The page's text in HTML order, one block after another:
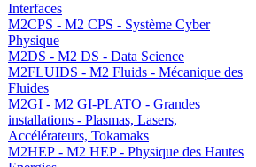
Interfaces
M2CPS - M2 CPS - Système Cyber
Physique
M2DS - M2 DS - Data Science
M2FLUIDS - M2 Fluids - Mécanique des
Fluides
M2GI - M2 GI-PLATO - Grandes
installations - Plasmas, Lasers,
Accélérateurs, Tokamaks
M2HEP - M2 HEP - Physique des Hautes